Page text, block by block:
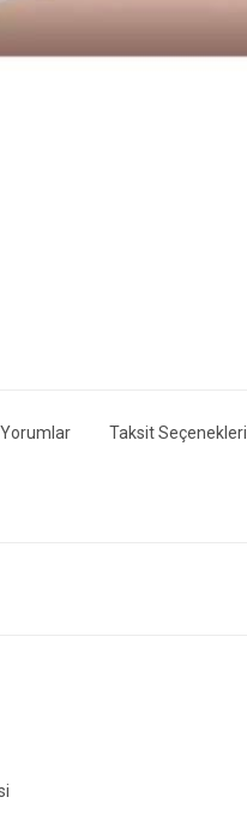
Yorumlar Taksit Seçenekleri
sitelerden daha pahalı.
farklı alternatifler olmalı.